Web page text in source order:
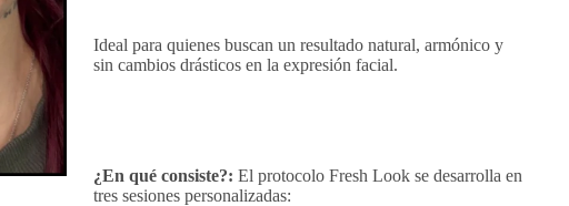
Ideal para quienes buscan un resultado natural, armónico y
sin cambios drásticos en la expresión facial.
¿En qué consiste?: El protocolo Fresh Look se desarrolla en
tres sesiones personalizadas: